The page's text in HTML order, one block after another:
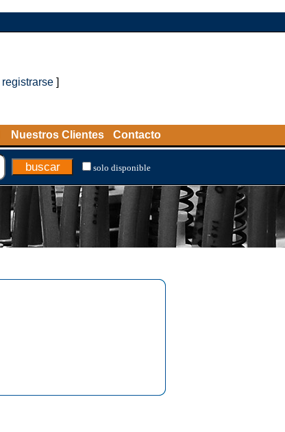
registrarse]
Nuestros Clientes Contacto
solo disponible